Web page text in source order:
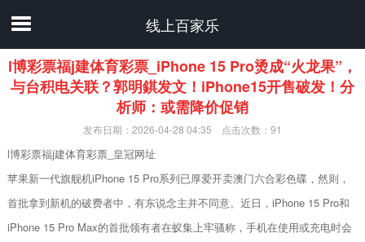
线上百家乐
l博彩票福j建体育彩票_iPhone 15 Pro烫成“火龙果”，
与台积电关联？郭明錤发文！iPhone15开售破发！分
析师：或需降价促销
发布日期：2026-04-28 04:35 点击次数：91
l博彩票福j建体育彩票_皇冠网址
苹果新一代旗舰机iPhone 15 Pro系列已厚爱开卖澳门六合彩色碟，然则，
首批拿到新机的破费者中，有东说念主并不同意。近日，iPhone 15 Pro和
iPhone 15 Pro Max的首批领有者在蚁集上牢骚称，手机在使用或充电时会